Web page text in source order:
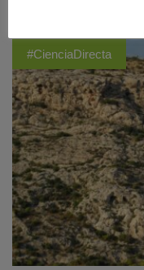
#CienciaDirecta